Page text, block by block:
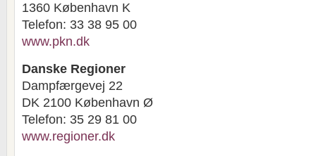
1360 København K
Telefon: 33 38 95 00
www.pkn.dk
Danske Regioner
Dampfærgevej 22
DK 2100 København Ø
Telefon: 35 29 81 00
www.regioner.dk